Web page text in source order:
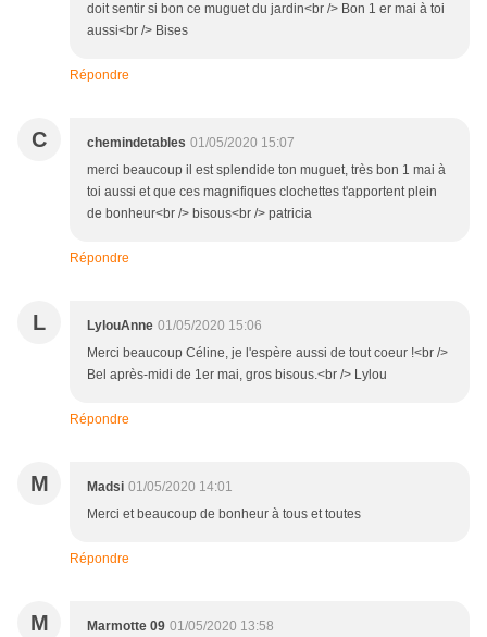
doit sentir si bon ce muguet du jardin<br /> Bon 1 er mai à toi
aussi<br /> Bises
Répondre
C chemindetables 01/05/2020 15:07
merci beaucoup il est splendide ton muguet, très bon 1 mai à
toi aussi et que ces magnifiques clochettes t'apportent plein
de bonheur<br /> bisous<br /> patricia
Répondre
L LylouAnne 01/05/2020 15:06
Merci beaucoup Céline, je l'espère aussi de tout coeur !<br />
Bel après-midi de 1er mai, gros bisous.<br /> Lylou
Répondre
M Madsi 01/05/2020 14:01
Merci et beaucoup de bonheur à tous et toutes
Répondre
M Marmotte 09 01/05/2020 13:58